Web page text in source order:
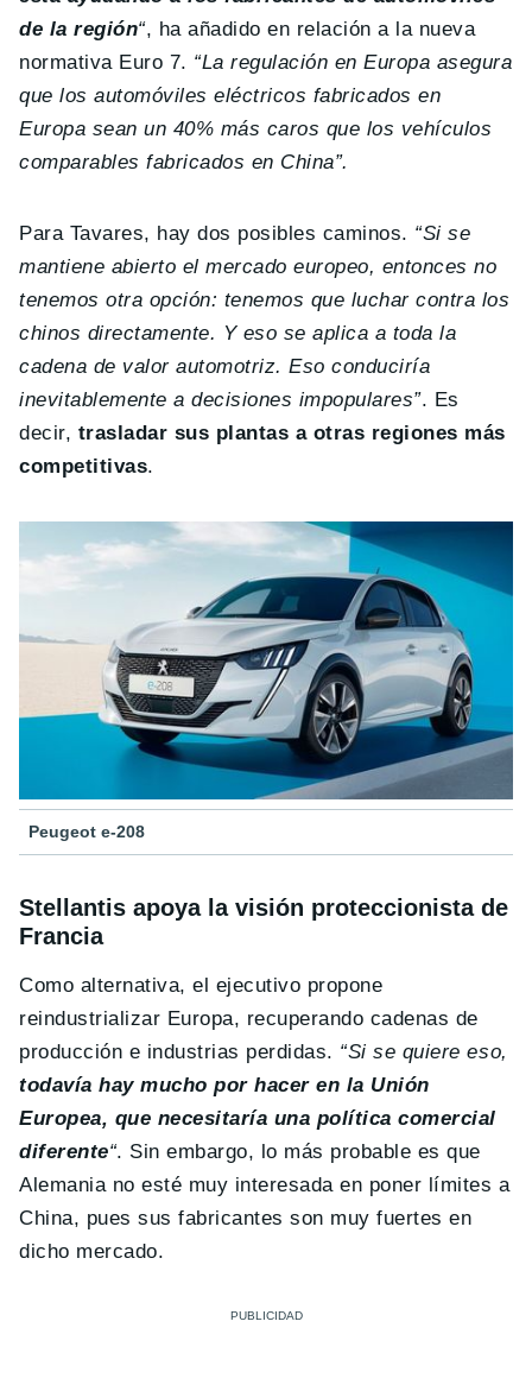
de la región“, ha añadido en relación a la nueva
normativa Euro 7. “La regulación en Europa asegura
que los automóviles eléctricos fabricados en
Europa sean un 40% más caros que los vehículos
comparables fabricados en China”.
Para Tavares, hay dos posibles caminos. “Si se
mantiene abierto el mercado europeo, entonces no
tenemos otra opción: tenemos que luchar contra los
chinos directamente. Y eso se aplica a toda la
cadena de valor automotriz. Eso conduciría
inevitablemente a decisiones impopulares”. Es
decir, trasladar sus plantas a otras regiones más
competitivas.
Peugeot e-208
Stellantis apoya la visión proteccionista de
Francia
Como alternativa, el ejecutivo propone
reindustrializar Europa, recuperando cadenas de
producción e industrias perdidas. “Si se quiere eso,
todavía hay mucho por hacer en la Unión
Europea, que necesitaría una política comercial
diferente“. Sin embargo, lo más probable es que
Alemania no esté muy interesada en poner límites a
China, pues sus fabricantes son muy fuertes en
dicho mercado.